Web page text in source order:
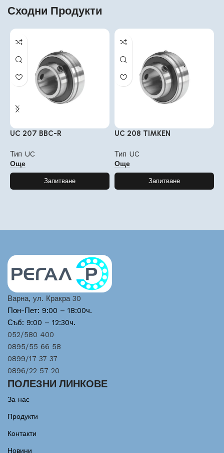
Сходни Продукти
UC 207 BBC-R
Тип UC
Още
Запитване
UC 208 TIMKEN
Тип UC
Още
Запитване
Варна, ул. Кракра 30
Пон-Пет: 9:00 – 18:00ч.
Съб: 9:00 – 12:30ч.
052/580 400
0895/55 66 58
0899/17 37 37
0896/22 57 20
ПОЛЕЗНИ ЛИНКОВЕ
За нас
Продукти
Контакти
Новини